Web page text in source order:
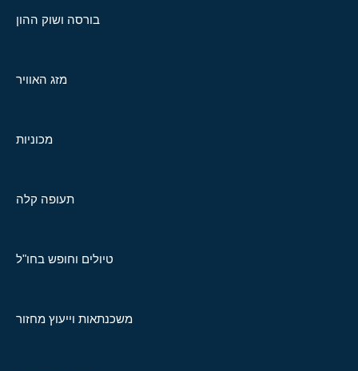
בורסה ושוק ההון
מזג האוויר
מכוניות
תעופה קלה
טיולים וחופש בחו"ל
משכנתאות וייעוץ מחזור